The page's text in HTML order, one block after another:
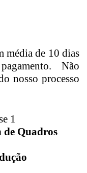
média de 10 dias
Não
nosso processo
1
de Quadros